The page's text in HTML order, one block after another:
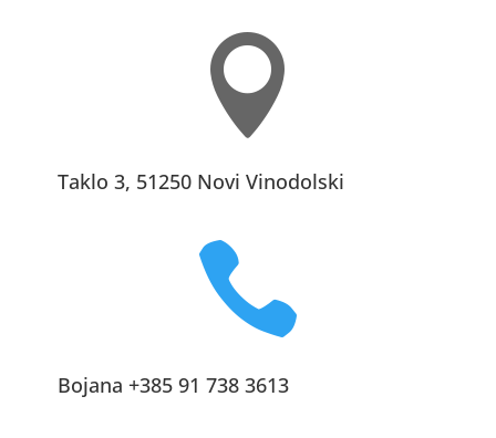

Taklo 3, 51250 Novi Vinodolski

Bojana +385 91 738 3613